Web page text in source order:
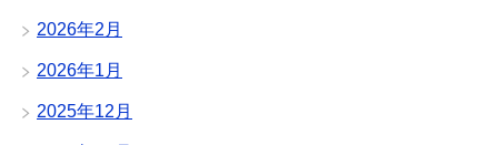
2026年2月
2026年1月
2025年12月